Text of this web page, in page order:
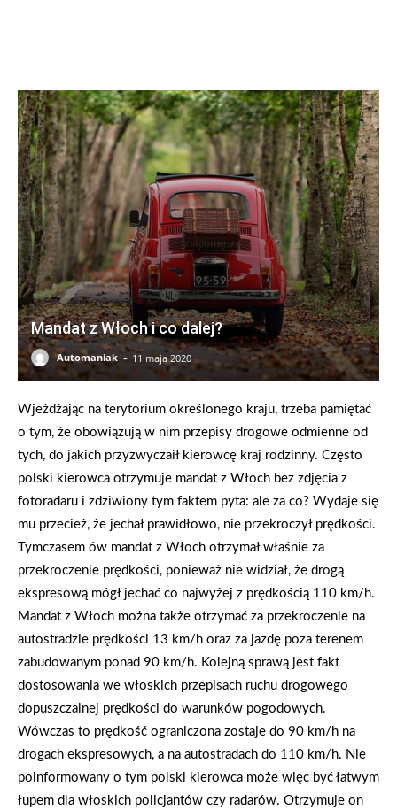
Mandat z Włoch i co dalej?
Automaniak - 11 maja 2020
Wjeżdżając na terytorium określonego kraju, trzeba pamiętać
o tym, że obowiązują w nim przepisy drogowe odmienne od
tych, do jakich przyzwyczaił kierowcę kraj rodzinny. Często
polski kierowca otrzymuje mandat z Włoch bez zdjęcia z
fotoradaru i zdziwiony tym faktem pyta: ale za co? Wydaje się
mu przecież, że jechał prawidłowo, nie przekroczył prędkości.
Tymczasem ów mandat z Włoch otrzymał właśnie za
przekroczenie prędkości, ponieważ nie widział, że drogą
ekspresową mógł jechać co najwyżej z prędkością 110 km/h.
Mandat z Włoch można także otrzymać za przekroczenie na
autostradzie prędkości 13 km/h oraz za jazdę poza terenem
zabudowanym ponad 90 km/h. Kolejną sprawą jest fakt
dostosowania we włoskich przepisach ruchu drogowego
dopuszczalnej prędkości do warunków pogodowych.
Wówczas to prędkość ograniczona zostaje do 90 km/h na
drogach ekspresowych, a na autostradach do 110 km/h. Nie
poinformowany o tym polski kierowca może więc być łatwym
łupem dla włoskich policjantów czy radarów. Otrzymuje on